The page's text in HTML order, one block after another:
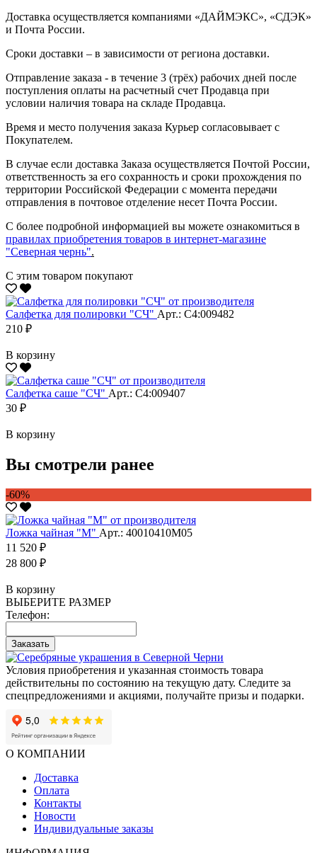
Доставка осуществляется компаниями «ДАЙМЭКС», «СДЭК»
и Почта России.
Сроки доставки – в зависимости от региона доставки.
Отправление заказа - в течение 3 (трёх) рабочих дней после
поступления оплаты на расчетный счет Продавца при
условии наличия товара на складе Продавца.
Время и место получения заказа Курьер согласовывает с
Покупателем.
В случае если доставка Заказа осуществляется Почтой России,
ответственность за его сохранность и сроки прохождения по
территории Российской Федерации с момента передачи
отправления в почтовое отделение несет Почта России.
С более подробной информацией вы можете ознакомиться в
правилах приобретения товаров в интернет-магазине
"Северная чернь".
С этим товаром покупают
Салфетка для полировки "CЧ" Арт.: С4:009482
210 ₽
В корзину
Салфетка саше "CЧ" Арт.: С4:009407
30 ₽
В корзину
Вы смотрели ранее
-60%
Ложка чайная "М" Арт.: 40010410М05
11 520 ₽
28 800 ₽
В корзину
ВЫБЕРИТЕ РАЗМЕР
Телефон:
Заказать
Условия приобретения и указанная стоимость товара
действительны по состоянию на текущую дату. Следите за
спецпредложениями и акциями, получайте призы и подарки.
О КОМПАНИИ
Доставка
Оплата
Контакты
Новости
Индивидуальные заказы